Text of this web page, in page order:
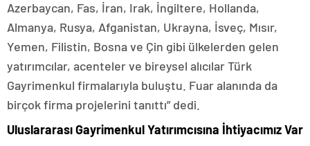
Azerbaycan, Fas, İran, Irak, İngiltere, Hollanda,
Almanya, Rusya, Afganistan, Ukrayna, İsveç, Mısır,
Yemen, Filistin, Bosna ve Çin gibi ülkelerden gelen
yatırımcılar, acenteler ve bireysel alıcılar Türk
Gayrimenkul firmalarıyla buluştu. Fuar alanında da
birçok firma projelerini tanıttı” dedi.
Uluslararası Gayrimenkul Yatırımcısına İhtiyacımız Var